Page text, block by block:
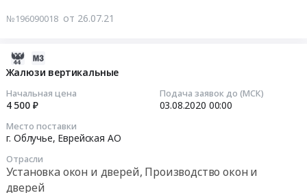
№196090018 от 26.07.21
Жалюзи вертикальные
Начальная цена
4 500 ₽
Подача заявок до (МСК)
03.08.2020 00:00
Место поставки
г. Облучье, Еврейская АО
Отрасли
Установка окон и дверей, Производство окон и
дверей